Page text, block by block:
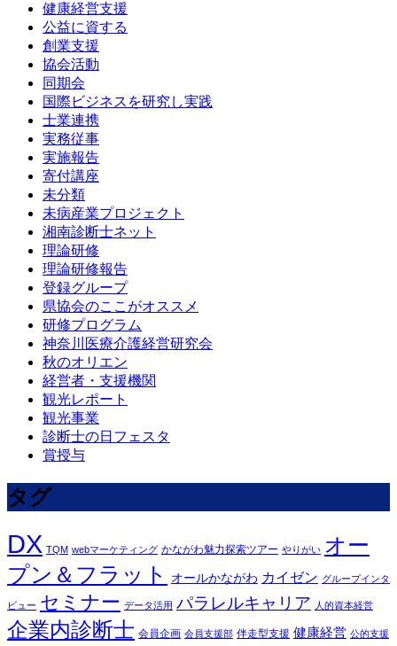
健康経営支援
公益に資する
創業支援
協会活動
同期会
国際ビジネスを研究し実践
士業連携
実務従事
実施報告
寄付講座
未分類
未病産業プロジェクト
湘南診断士ネット
理論研修
理論研修報告
登録グループ
県協会のここがオススメ
研修プログラム
神奈川医療介護経営研究会
秋のオリエン
経営者・支援機関
観光レポート
観光事業
診断士の日フェスタ
賞授与
タグ
DX TQM webマーケティング かながわ魅力探索ツアー やりがい オー
プン＆フラット
オールかながわ カイゼン グループインタ
ビュー セミナー データ活用 パラレルキャリア 人的資本経営
企業内診断士 会員企画 会員支援部 伴走型支援 健康経営 公的支援